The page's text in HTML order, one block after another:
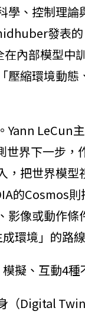
、控制理
發表
內部模型中
縮環境動
Yann
界下一步，
把世界模型
的Cosmos
像或動作條
環境」的路線
擬、互動4種
（Digital